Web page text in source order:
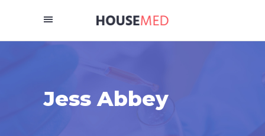
Jess Abbey